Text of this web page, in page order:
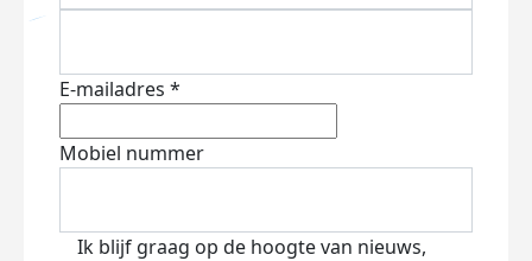
E-mailadres *
Mobiel nummer
Ik blijf graag op de hoogte van nieuws,